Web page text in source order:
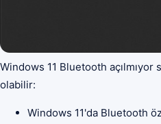
Windows 11 Bluetooth açılmıyor
olabilir:
Windows 11'da Bluetooth